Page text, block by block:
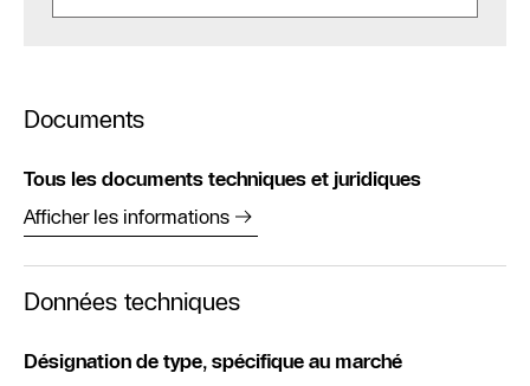
Documents
Tous les documents techniques et juridiques
Afficher les informations
Données techniques
Désignation de type, spécifique au marché